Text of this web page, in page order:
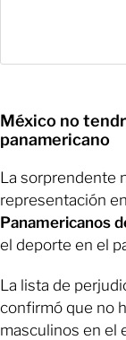
México no
panamericano
La sorprendente
representación
Panamericanos
el deporte en el
La lista de
confirmó que no
masculinos en el